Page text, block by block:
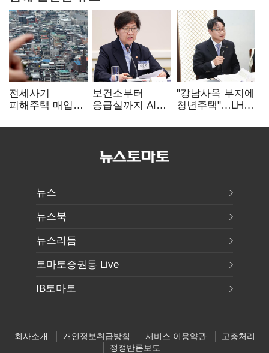
전세사기
피해주택 매입
누적 피해자
보건소부터
응급실까지 AI
혁신 본격화
"강남사옥 부지에
청년주택"…LH도
뉴스
뉴스북
뉴스리듬
토마토증권통 Live
IB토마토
회사소개 개인정보취급방침 서비스 이용약관
고충처리
정정반론보도